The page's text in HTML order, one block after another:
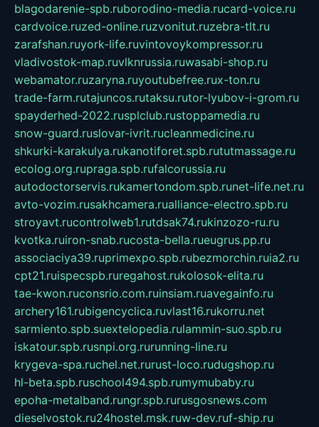
blagodarenie-spb.ruborodino-media.rucard-voice.ru
cardvoice.ruzed-online.ruzvonitut.ruzebra-tlt.ru
zarafshan.ruyork-life.ruvintovoykompressor.ru
vladivostok-map.ruvlknrussia.ruwasabi-shop.ru
webamator.ruzaryna.ruyoutubefree.rux-ton.ru
trade-farm.rutajuncos.rutaksu.rutor-lyubov-i-grom.ru
spayderhed-2022.rusplclub.rustoppamedia.ru
snow-guard.ruslovar-ivrit.rucleanmedicine.ru
shkurki-karakulya.rukanotiforet.spb.rututmassage.ru
ecolog.org.rupraga.spb.rufalcorussia.ru
autodoctorservis.rukamertondom.spb.runet-life.net.ru
avto-vozim.rusakhcamera.rualliance-electro.spb.ru
stroyavt.rucontrolweb1.rutdsak74.rukinzozo-ru.ru
kvotka.ruiron-snab.rucosta-bella.rueugrus.pp.ru
associaciya39.ruprimexpo.spb.rubezmorchin.ruia2.ru
cpt21.ruispecspb.ruregahost.rukolosok-elita.ru
tae-kwon.ruconsrio.com.ruinsiam.ruavegainfo.ru
archery161.rubigencyclica.ruvlast16.rukorru.net
sarmiento.spb.suextelopedia.rulammin-suo.spb.ru
iskatour.spb.rusnpi.org.rurunning-line.ru
krygeva-spa.ruchel.net.rurust-loco.rudugshop.ru
hl-beta.spb.ruschool494.spb.rumymubaby.ru
epoha-metalband.rungr.spb.rurusgosnews.com
dieselvostok.ru24hostel.msk.ruw-dev.ruf-ship.ru